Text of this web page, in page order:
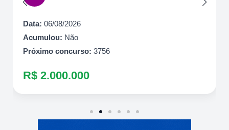
Data: 06/08/2026
Acumulou: Não
Próximo concurso: 3756
R$ 2.000.000